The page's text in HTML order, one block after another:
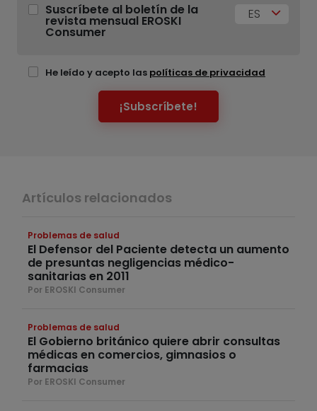
Suscríbete al boletín de la
revista mensual EROSKI
Consumer
ES
He leído y acepto las políticas de privacidad
¡Subscríbete!
Artículos relacionados
Problemas de salud
El Defensor del Paciente detecta un aumento
de presuntas negligencias médico-
sanitarias en 2011
Por EROSKI Consumer
Problemas de salud
El Gobierno británico quiere abrir consultas
médicas en comercios, gimnasios o
farmacias
Por EROSKI Consumer